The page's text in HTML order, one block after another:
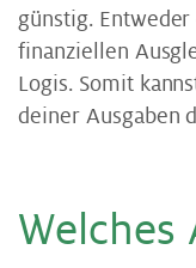
günstig.
finanziellen
Logis. Somit
deiner Ausgaben